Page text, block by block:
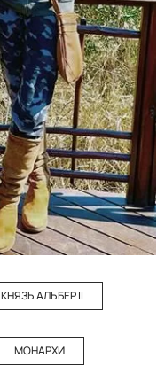
КНЯЗЬ АЛЬБЕР II
МОНАРХИ